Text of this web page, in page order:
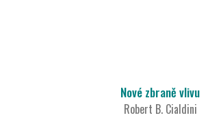
Nové zbraně vlivu
Robert B. Cialdini